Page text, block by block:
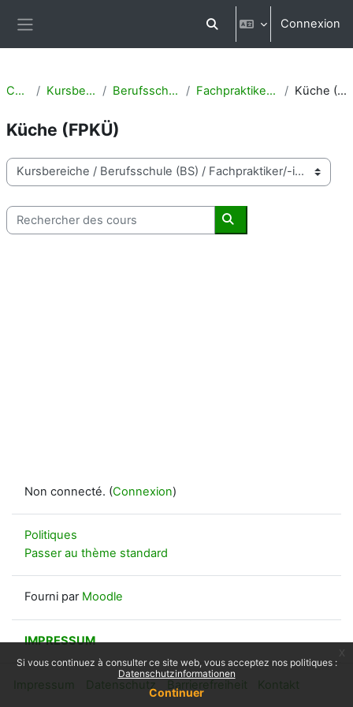
Si vous continuez à consulter ce site web, vous acceptez nos politiques :
Datenschutzinformationen
Continuer
Activer/désactiver la
Connexion
Cours Kursbereiche Berufsschule (BS) Fachpraktiker/-in (FP) Küche (FPKÜ)
Küche (FPKÜ)
Catégories de cours
Rechercher des cours
Rechercher des cours
Non connecté. (Connexion)
Politiques
Passer au thème standard
Fourni par Moodle
IMPRESSUM
Impressum Datenschutz Barrierefreiheit Kontakt